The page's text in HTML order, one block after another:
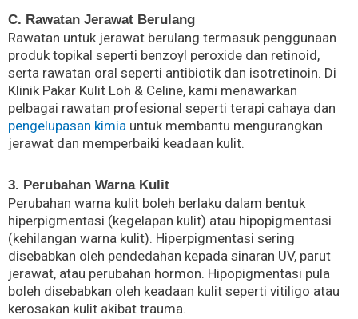
C. Rawatan Jerawat Berulang
Rawatan untuk jerawat berulang termasuk penggunaan
produk topikal seperti benzoyl peroxide dan retinoid,
serta rawatan oral seperti antibiotik dan isotretinoin. Di
Klinik Pakar Kulit Loh & Celine, kami menawarkan
pelbagai rawatan profesional seperti terapi cahaya dan
pengelupasan kimia untuk membantu mengurangkan
jerawat dan memperbaiki keadaan kulit.
3. Perubahan Warna Kulit
Perubahan warna kulit boleh berlaku dalam bentuk
hiperpigmentasi (kegelapan kulit) atau hipopigmentasi
(kehilangan warna kulit). Hiperpigmentasi sering
disebabkan oleh pendedahan kepada sinaran UV, parut
jerawat, atau perubahan hormon. Hipopigmentasi pula
boleh disebabkan oleh keadaan kulit seperti vitiligo atau
kerosakan kulit akibat trauma.